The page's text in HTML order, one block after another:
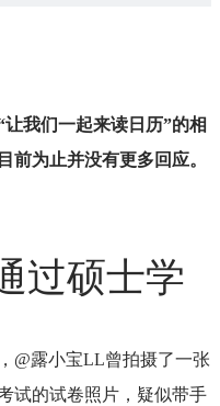
我们一起来读日历”的相
前为止并没有更多回应。
过硕士学
@露小宝LL曾拍摄了一张
试的试卷照片，疑似带手